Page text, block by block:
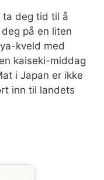
ta deg tid til å
på en liten
kveld med
kaiseki-middag
i Japan er ikke
inn til landets